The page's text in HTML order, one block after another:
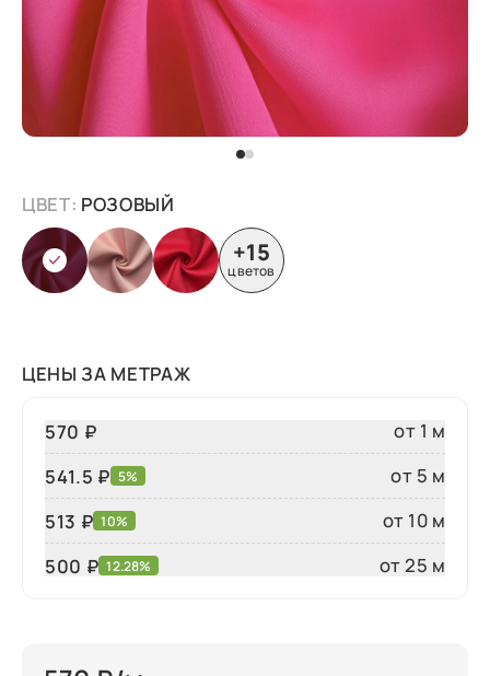
ЦВЕТ: РОЗОВЫЙ
+15
цветов
ЦЕНЫ ЗА МЕТРАЖ
570 ₽
от 1 м
541.5 ₽ 5%
от 5 м
513 ₽ 10%
от 10 м
500 ₽ 12.28% от 25 м